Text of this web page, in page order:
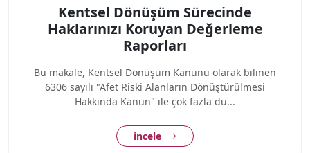
Kentsel Dönüşüm Sürecinde
Haklarınızı Koruyan Değerleme
Raporları
Bu makale, Kentsel Dönüşüm Kanunu olarak bilinen
6306 sayılı "Afet Riski Alanların Dönüştürülmesi
Hakkında Kanun" ile çok fazla du...
incele